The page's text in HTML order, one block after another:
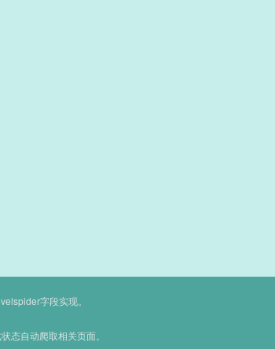
字段实现。
态自动爬取相关页面。